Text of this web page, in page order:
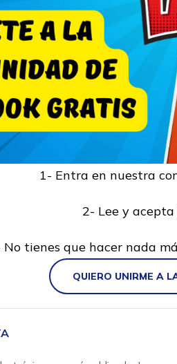
1- Entra en nuestra
2- Lee y
No tienes que hacer nada
QUIERO UNIRME A